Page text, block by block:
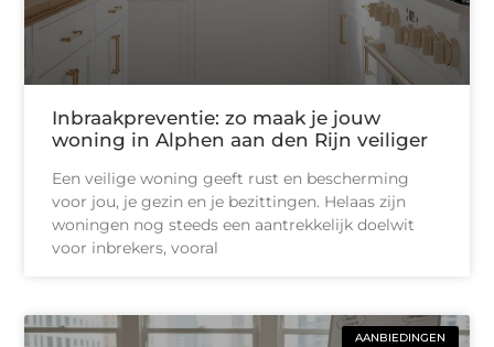
Inbraakpreventie: zo maak je jouw
woning in Alphen aan den Rijn veiliger
Een veilige woning geeft rust en bescherming
voor jou, je gezin en je bezittingen. Helaas zijn
woningen nog steeds een aantrekkelijk doelwit
voor inbrekers, vooral
AANBIEDINGEN